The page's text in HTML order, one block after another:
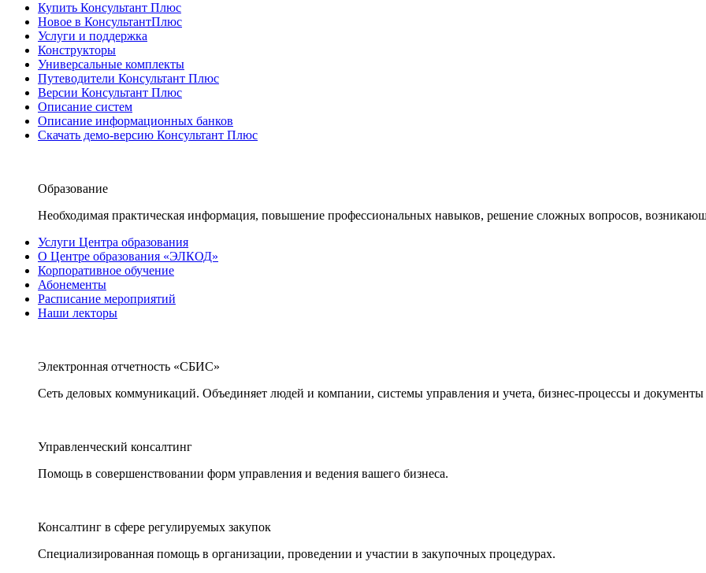
Купить Консультант Плюс
Новое в КонсультантПлюс
Услуги и поддержка
Конструкторы
Универсальные комплекты
Путеводители Консультант Плюс
Версии Консультант Плюс
Описание систем
Описание информационных банков
Скачать демо-версию Консультант Плюс
Образование
Необходимая практическая информация, повышение профессиональных навыков, решение сложных вопросов,
Услуги Центра образования
О Центре образования «ЭЛКОД»
Корпоративное обучение
Абонементы
Расписание мероприятий
Наши лекторы
Электронная отчетность «СБИС»
Сеть деловых коммуникаций. Объединяет людей и компании, системы управления и учета, бизнес-процессы и документы
Управленческий консалтинг
Помощь в совершенствовании форм управления и ведения вашего бизнеса.
Консалтинг в сфере регулируемых закупок
Специализированная помощь в организации, проведении и участии в закупочных процедурах.